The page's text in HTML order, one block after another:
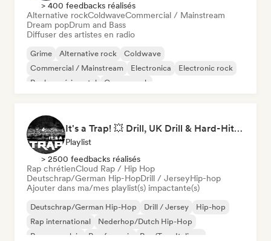
> 400 feedbacks réalisés
Alternative rockColdwaveCommercial / Mainstream
Dream popDrum and Bass
Diffuser des artistes en radio
Grime Alternative rock
Coldwave
Commercial / Mainstream
Electronica
Electronic rock
Rock expérimental
Garage rock
It's a Trap! 💥 Drill, UK Drill & Hard-Hitting Trap
Playlist
> 2500 feedbacks réalisés
Rap chrétienCloud Rap / Hip Hop
Deutschrap/German Hip-HopDrill / JerseyHip-hop
Ajouter dans ma/mes playlist(s) impactante(s)
Deutschrap/German Hip-Hop Drill / Jersey
Hip-hop
Rap international
Nederhop/Dutch Hip-Hop
Rap en anglais
Rap francais Rap/Trap Italiano